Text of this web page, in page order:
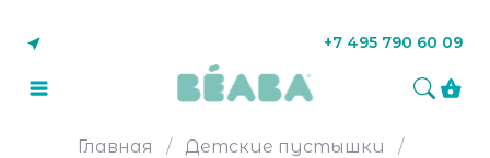
+7 495 790 60 09
Главная
Детские пустышки